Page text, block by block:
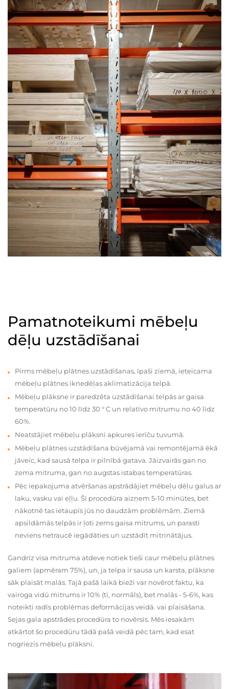
Pamatnoteikumi mēbeļu
dēļu uzstādīšanai
Pirms mēbeļu plātnes uzstādīšanas, īpaši ziemā, ieteicama
mēbeļu plātnes iknedēļas aklimatizācija telpā.
Mēbeļu plāksne ir paredzēta uzstādīšanai telpās ar gaisa
temperatūru no 10 līdz 30 ° C un relatīvo mitrumu no 40 līdz
60%.
Neatstājiet mēbeļu plāksni apkures ierīču tuvumā.
Mēbeļu plātnes uzstādīšana būvējamā vai remontējamā ēkā
jāveic, kad sausā telpa ir pilnībā gatava. Jāizvairās gan no
zema mitruma, gan no augstas istabas temperatūras.
Pēc iepakojuma atvēršanas apstrādājiet mēbeļu dēļu galus ar
laku, vasku vai eļļu. Šī procedūra aizņem 5-10 minūtes, bet
nākotnē tas ietaupīs jūs no daudzām problēmām. Ziemā
apsildāmās telpās ir ļoti zems gaisa mitrums, un parasti
neviens netraucē iegādāties un uzstādīt mitrinātājus.
Gandrīz visa mitruma atdeve notiek tieši caur mēbeļu plātnes
galiem (apmēram 75%), un, ja telpa ir sausa un karsta, plāksne
sāk plaisāt malās. Tajā pašā laikā bieži var novērot faktu, ka
vairoga vidū mitrums ir 10% (ti, normāls), bet malās - 5-6%, kas
noteikti radīs problēmas deformācijas veidā. vai plaisāšana.
Sejas gala apstrādes procedūra to novērsīs. Mēs iesakām
atkārtot šo procedūru tādā pašā veidā pēc tam, kad esat
nogriezis mēbeļu plāksni.